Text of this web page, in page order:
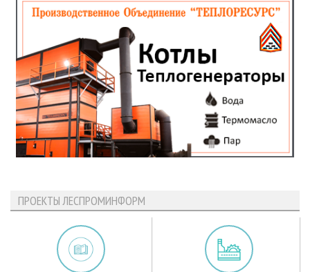
ПРОЕКТЫ ЛЕСПРОМИНФОРМ